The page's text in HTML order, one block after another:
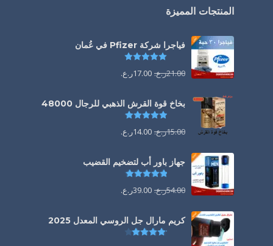
المنتجات المميزة
فياجرا شركة Pfizer في عُمان
21.00ر.ع. 17.00ر.ع.
بخاخ قوة القرش الذهبي للرجال 48000
تم التقييم
15.00ر.ع. 14.00ر.ع.
جهاز باور أب لتضخيم القضيب
تم التقييم
54.00ر.ع. 39.00ر.ع.
كريم مارال جل الروسي المعدل 2025
تم التقييم